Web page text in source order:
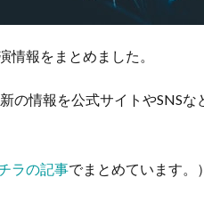
情報をまとめました。
の情報を公式サイトやSNS
ラの記事でまとめています。）